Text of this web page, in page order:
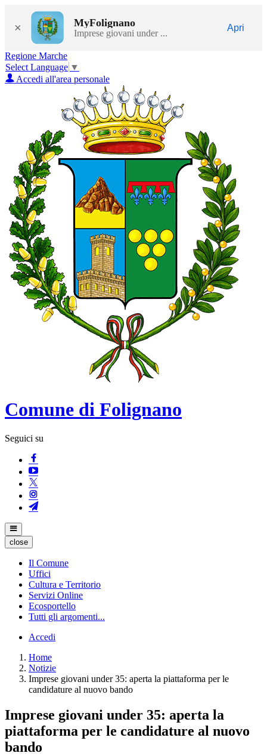
× MyFolignano
Imprese giovani under ...
Apri
Regione Marche
Select Language ▼
Accedi all'area personale
Comune di Folignano
Seguici su
close
Il Comune
Uffici
Cultura e Territorio
Servizi Online
Ecosportello
Tutti gli argomenti...
Accedi
Home
Notizie
Imprese giovani under 35: aperta la piattaforma per le
candidature al nuovo bando
Imprese giovani under 35: aperta la
piattaforma per le candidature al nuovo
bando